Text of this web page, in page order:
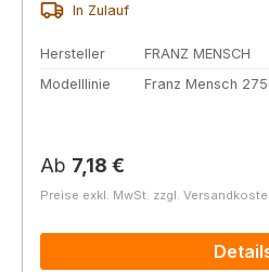
In Zulauf
Hersteller
FRANZ MENSCH
Modelllinie
Franz Mensch
Regulärer Preis:
Ab 7,18 €
Preise exkl. MwSt. zzgl.